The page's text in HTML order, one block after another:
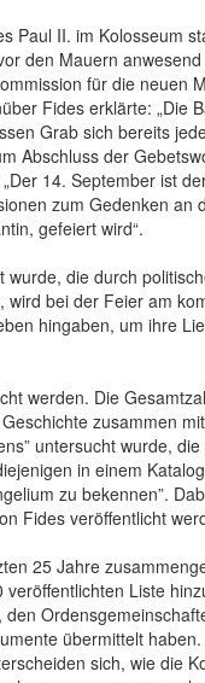
Paul II. im Kolosseum
den Mauern
für die neuen
Fides erklärte: „Die
Grab sich bereits
Abschluss der
14. September ist
zum Gedenken an
gefeiert wird“.
die durch
bei der Feier am
hingaben, um ihre
werden. Die
zusammen
untersucht wurde,
in einem
zu bekennen”.
Fides veröffentlicht
25 Jahre
Liste
übermittelt
sich, wie die